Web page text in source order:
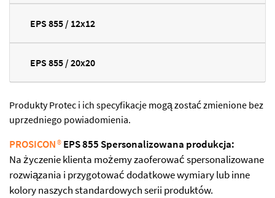
EPS 855 / 12x12
EPS 855 / 20x20
Produkty Protec i ich specyfikacje mogą zostać zmienione bez
uprzedniego powiadomienia.
PROSICON®EPS 855 Spersonalizowana produkcja:
Na życzenie klienta możemy zaoferować spersonalizowane
rozwiązania i przygotować dodatkowe wymiary lub inne
kolory naszych standardowych serii produktów.